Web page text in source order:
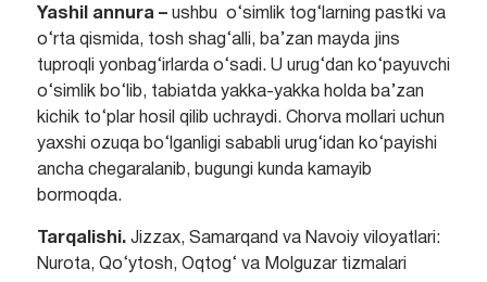
Yashil annura – ushbu o‘simlik tog‘larning pastki va
o‘rta qismida, tosh shag‘alli, ba’zan mayda jins
tuproqli yonbag‘irlarda o‘sadi. U urug‘dan ko‘payuvchi
o‘simlik bo‘lib, tabiatda yakka-yakka holda ba’zan
kichik to‘plar hosil qilib uchraydi. Chorva mollari uchun
yaxshi ozuqa bo‘lganligi sababli urug‘idan ko‘payishi
ancha chegaralanib, bugungi kunda kamayib
bormoqda.
Tarqalishi.Jizzax, Samarqand va Navoiy viloyatlari:
Nurota, Qo‘ytosh, Oqtog‘ va Molguzar tizmalari